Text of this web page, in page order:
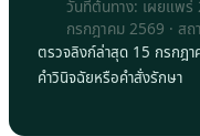
วันที่ต้นทาง: เผยแพร่
กรกฎาคม 2569 · ส
ตรวจลิงก์ล่าสุด 15 กรกฎา
คำวินิจฉัยหรือคำสั่งรักษา